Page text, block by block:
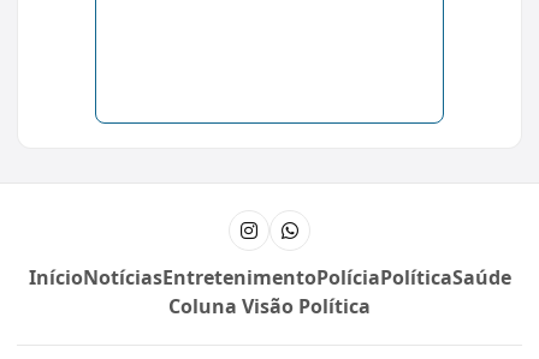
InstagramCanal do WhatsApp
InícioNotíciasEntretenimentoPolíciaPolíticaSaúde
Coluna Visão Política